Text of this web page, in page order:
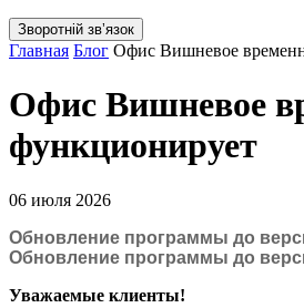
Зворотній звʼязок
Главная Блог Офис Вишневое
Офис Вишневое
функционирует
06 июля 2026
Обновление программы до
Обновление программы до
Уважаемые клиенты!